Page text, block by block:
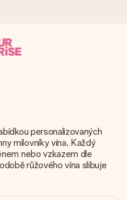
odešleme –
recenzí)
na Google Reviews
personalizovaných
milovníky vína. Každý
nebo vzkazem dle
růžového vína slibuje